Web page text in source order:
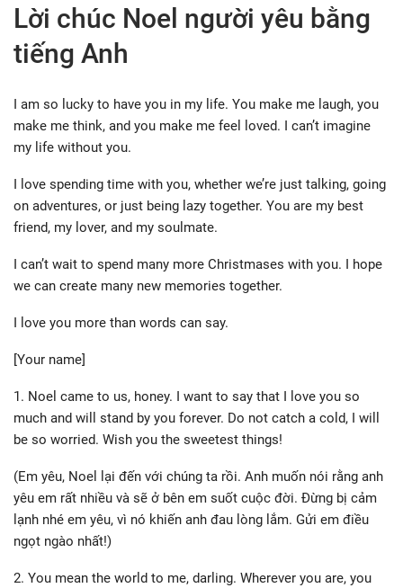
Lời chúc Noel người yêu bằng
tiếng Anh
I am so lucky to have you in my life. You make me laugh, you
make me think, and you make me feel loved. I can’t imagine
my life without you.
I love spending time with you, whether we’re just talking, going
on adventures, or just being lazy together. You are my best
friend, my lover, and my soulmate.
I can’t wait to spend many more Christmases with you. I hope
we can create many new memories together.
I love you more than words can say.
[Your name]
1. Noel came to us, honey. I want to say that I love you so
much and will stand by you forever. Do not catch a cold, I will
be so worried. Wish you the sweetest things!
(Em yêu, Noel lại đến với chúng ta rồi. Anh muốn nói rằng anh
yêu em rất nhiều và sẽ ở bên em suốt cuộc đời. Đừng bị cảm
lạnh nhé em yêu, vì nó khiến anh đau lòng lắm. Gửi em điều
ngọt ngào nhất!)
2. You mean the world to me, darling. Wherever you are, you